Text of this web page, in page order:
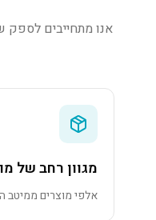
אנו מתחייבים לספק
מגוון רחב של
אלפי מוצרים ממיטב